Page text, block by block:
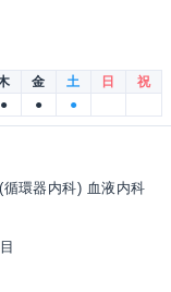
金 土 日
祝
● ● ●
環器内科) 血液内科